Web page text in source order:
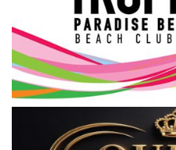
Σεβασμιώτατος Δωρόθεος Β’
Cost Of Living Crisis
Opinion + Analysis
L’Art des Sens